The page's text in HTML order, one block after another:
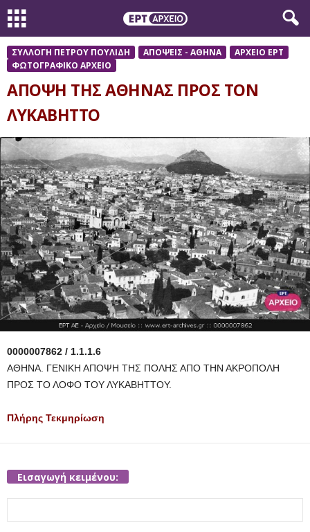
ΣΥΛΛΟΓΗ ΠΕΤΡΟΥ ΠΟΥΛΙΔΗ ΑΠΟΨΕΙΣ - ΑΘΗΝΑ
ΑΡΧΕΙΟ ΕΡΤ
ΦΩΤΟΓΡΑΦΙΚΟ ΑΡΧΕΙΟ
ΑΠΟΨΗ ΤΗΣ ΑΘΗΝΑΣ ΠΡΟΣ ΤΟΝ
ΛΥΚΑΒΗΤΤΟ
0000007862 / 1.1.1.6
ΑΘΗΝΑ. ΓΕΝΙΚΗ ΑΠΟΨΗ ΤΗΣ ΠΟΛΗΣ ΑΠΟ ΤΗΝ ΑΚΡΟΠΟΛΗ
ΠΡΟΣ ΤΟ ΛΟΦΟ ΤΟΥ ΛΥΚΑΒΗΤΤΟΥ.
Πλήρης Τεκμηρίωση
Εισαγωγή κειμένου:
for: